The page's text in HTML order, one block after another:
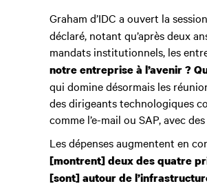
Graham d’IDC a ouvert la
déclaré, notant qu’après deux
mandats institutionnels, les
notre entreprise à l’avenir ?
qui domine désormais les
des dirigeants technologiques
comme l’e-mail ou SAP, avec
Les dépenses augmentent en
[montrent] deux des quatre
[sont] autour de